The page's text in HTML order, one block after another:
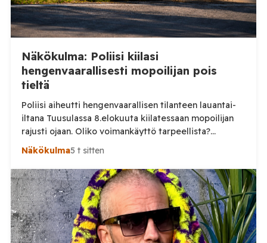
Näkökulma: Poliisi kiilasi
hengenvaarallisesti mopoilijan pois
tieltä
Poliisi aiheutti hengenvaarallisen tilanteen lauantai-
iltana Tuusulassa 8.elokuuta kiilatessaan mopoilijan
rajusti ojaan. Oliko voimankäyttö tarpeellista?
Tuusulassa järjestetyssä mopomiitissä nuori kuljettaja
karkuun. On vielä epäselvää mikä aiheutti karkuun
lähtemisen, mutta selkeästi poliisin voimankäyttö oli
ylimitoitettua joka vaaransi nuoren kuljettajan
hengen. Sosiaalisessa mediassa levinneellä videolla
poliisi ajaa nuoren mopoilijan vierelle ja […]
Näkökulma5 t sitten